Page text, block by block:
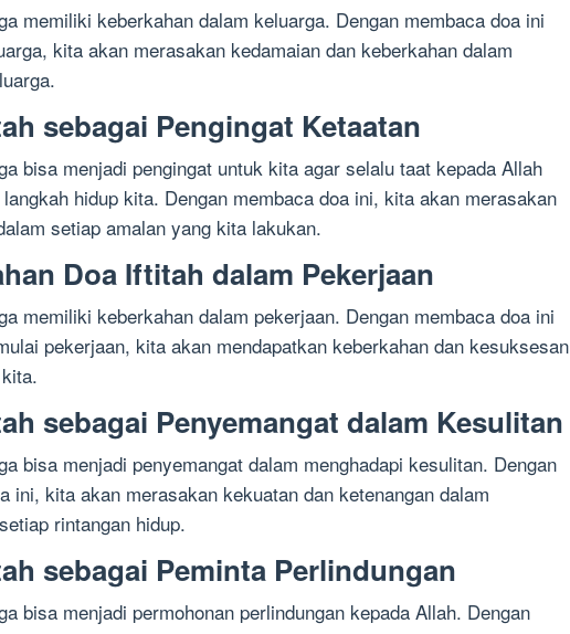
memiliki keberkahan dalam keluarga. Dengan membaca doa ini
kita akan merasakan kedamaian dan keberkahan dalam
sebagai Pengingat Ketaatan
bisa menjadi pengingat untuk kita agar selalu taat kepada Allah
hidup kita. Dengan membaca doa ini, kita akan merasakan
setiap amalan yang kita lakukan.
Doa Iftitah dalam Pekerjaan
memiliki keberkahan dalam pekerjaan. Dengan membaca doa ini
pekerjaan, kita akan mendapatkan keberkahan dan kesuksesan
sebagai Penyemangat dalam Kesulitan
bisa menjadi penyemangat dalam menghadapi kesulitan. Dengan
ini, kita akan merasakan kekuatan dan ketenangan dalam
rintangan hidup.
sebagai Peminta Perlindungan
bisa menjadi permohonan perlindungan kepada Allah. Dengan